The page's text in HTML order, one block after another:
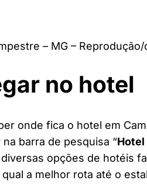
– MG – Reprodução/
no hotel
onde fica o hotel em
barra de pesquisa “Hotel
opções de hotéis
a melhor rota até o